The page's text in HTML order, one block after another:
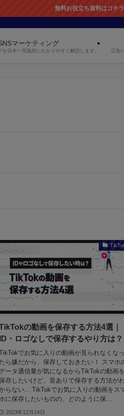
無料お役立ち資料はコチラから！
マーケティング
を日本一実践的にわかりやすく解説します。 広告
の動画を保存する方法4選｜
ID・ロゴなしで保存するやり方は？
でお気に入りの動画が見られなくなっ
たら嫌だから、保存しておきたい！ スマホ
データ通信量が気になるからTikTokの動画を
存したいけど、音ありで保存する方法がわ
からない... TikTokでお気に入りの動画をス
ホに保存したいものの、どのように保...
2023年12月14日